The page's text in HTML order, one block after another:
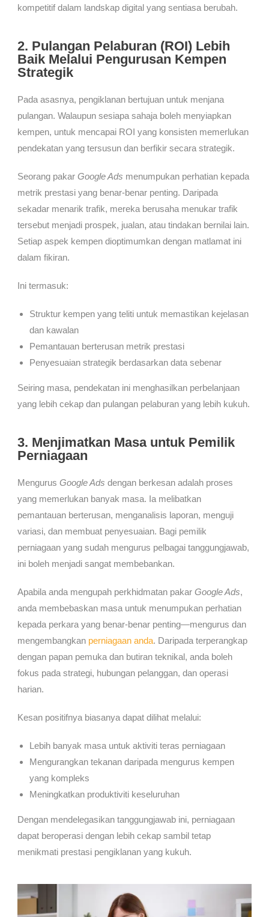
kompetitif dalam landskap digital yang sentiasa berubah.
2. Pulangan Pelaburan (ROI) Lebih
Baik Melalui Pengurusan Kempen
Strategik
Pada asasnya, pengiklanan bertujuan untuk menjana
pulangan. Walaupun sesiapa sahaja boleh menyiapkan
kempen, untuk mencapai ROI yang konsisten memerlukan
pendekatan yang tersusun dan berfikir secara strategik.
Seorang pakar Google Ads menumpukan perhatian kepada
metrik prestasi yang benar-benar penting. Daripada
sekadar menarik trafik, mereka berusaha menukar trafik
tersebut menjadi prospek, jualan, atau tindakan bernilai lain.
Setiap aspek kempen dioptimumkan dengan matlamat ini
dalam fikiran.
Ini termasuk:
Struktur kempen yang teliti untuk memastikan kejelasan
dan kawalan
Pemantauan berterusan metrik prestasi
Penyesuaian strategik berdasarkan data sebenar
Seiring masa, pendekatan ini menghasilkan perbelanjaan
yang lebih cekap dan pulangan pelaburan yang lebih kukuh.
3. Menjimatkan Masa untuk Pemilik
Perniagaan
Mengurus Google Ads dengan berkesan adalah proses
yang memerlukan banyak masa. Ia melibatkan
pemantauan berterusan, menganalisis laporan, menguji
variasi, dan membuat penyesuaian. Bagi pemilik
perniagaan yang sudah mengurus pelbagai tanggungjawab,
ini boleh menjadi sangat membebankan.
Apabila anda mengupah perkhidmatan pakar Google Ads,
anda membebaskan masa untuk menumpukan perhatian
kepada perkara yang benar-benar penting—mengurus dan
mengembangkan perniagaan anda. Daripada terperangkap
dengan papan pemuka dan butiran teknikal, anda boleh
fokus pada strategi, hubungan pelanggan, dan operasi
harian.
Kesan positifnya biasanya dapat dilihat melalui:
Lebih banyak masa untuk aktiviti teras perniagaan
Mengurangkan tekanan daripada mengurus kempen
yang kompleks
Meningkatkan produktiviti keseluruhan
Dengan mendelegasikan tanggungjawab ini, perniagaan
dapat beroperasi dengan lebih cekap sambil tetap
menikmati prestasi pengiklanan yang kukuh.